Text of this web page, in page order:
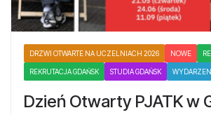
DRZWI OTWARTE NA UCZELNIACH 2026 NOWE
REKRUTACJA GDAŃSK STUDIA GDAŃSK
Dzień Otwarty PJATK w